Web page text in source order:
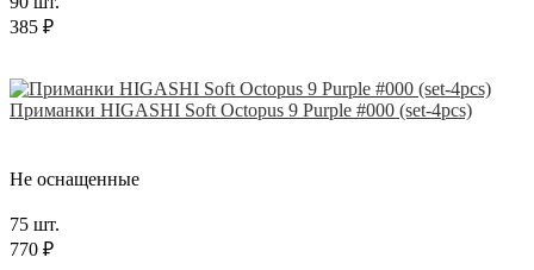
385 ₽
Приманки HIGASHI Soft Octopus 9 Purple #000 (set-4pcs)
Не оснащенные
75 шт.
770 ₽